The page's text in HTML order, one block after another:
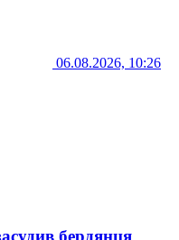
06.08.2026, 10:26